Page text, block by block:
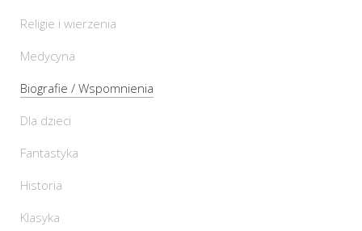
Religie i wierzenia
Medycyna
Biografie / Wspomnienia
Dla dzieci
Fantastyka
Historia
Klasyka